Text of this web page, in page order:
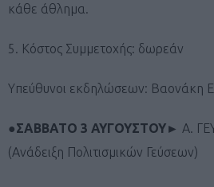
κάθε άθλημα.
5. Κόστος Συμμετοχής: δωρεάν
Υπεύθυνοι εκδηλώσεων: Βαονάκη
●ΣΑΒΒΑΤΟ 3 ΑΥΓΟΥΣΤΟΥ► Α.
(Ανάδειξη Πολιτισμικών Γεύσεων)